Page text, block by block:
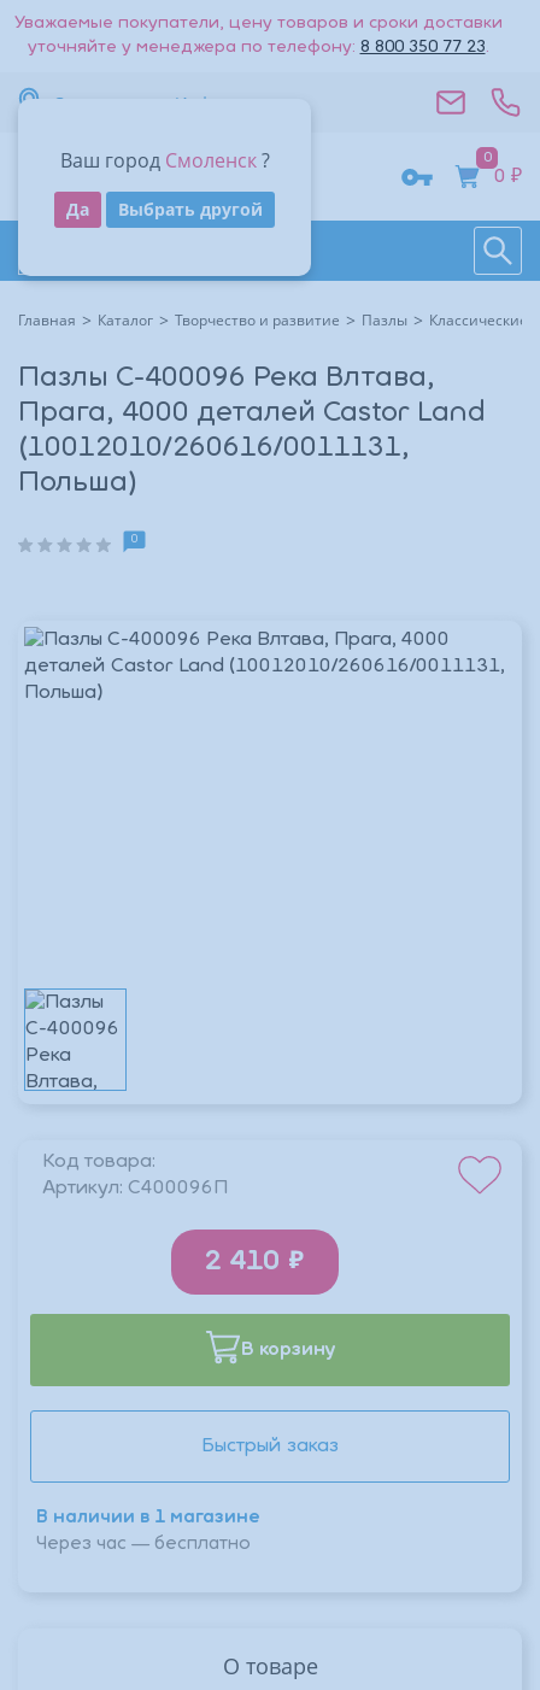
Уважаемые покупатели, цену товаров и сроки доставки
уточняйте у менеджера по телефону: 8 800 350 77 23.
Ваш город Смоленск?
Да Выбрать другой
Смоленск Информация
0
0 ₽
Главная Каталог Творчество и развитие Пазлы Классические
Пазлы C-400096 Река Влтава,
Прага, 4000 деталей Castor Land
(10012010/260616/0011131,
Польша)
0
Код товара:
Артикул: C400096П
2 410
В корзину
Быстрый заказ
В наличии в 1 магазине
Через час — бесплатно
О товаре
На большую карту
Адрес
Контакты
Поиск
Получить код
Другие способы входа:
Другие способы входа:
Войти с паролем
Войти
Восстановить